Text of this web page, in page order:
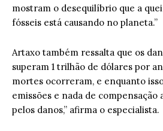
mostram o desequilíbrio que a
fósseis está causando no planeta.”
Artaxo também ressalta que os
superam 1 trilhão de dólares por
mortes ocorreram, e enquanto
emissões e nada de compensação
pelos danos,” afirma o especialista.